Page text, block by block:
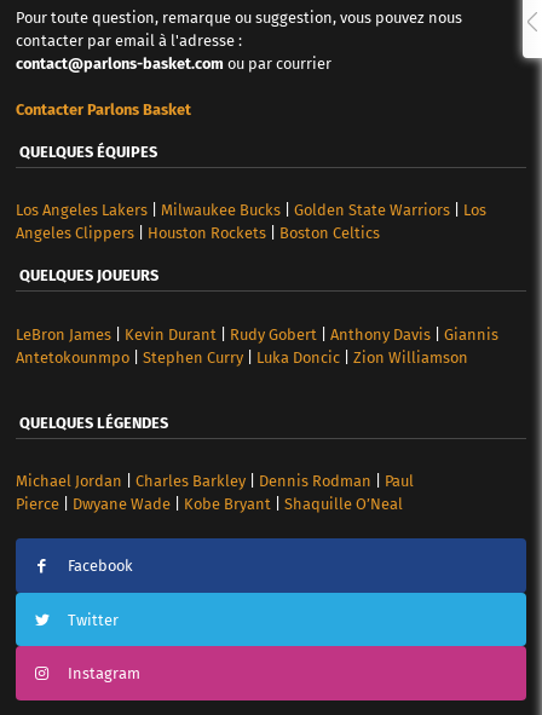
Pour toute question, remarque ou suggestion, vous pouvez nous
contacter par email à l'adresse :
contact@parlons-basket.com ou par courrier
Contacter Parlons Basket
QUELQUES ÉQUIPES
Los Angeles Lakers| Milwaukee Bucks| Golden State Warriors| Los
Angeles Clippers| Houston Rockets| Boston Celtics
QUELQUES JOUEURS
LeBron James| Kevin Durant Rudy Gobert Anthony Davis| Giannis
Antetokounmpo| Stephen Curry| Luka Doncic| Zion Williamson
QUELQUES LÉGENDES
Michael Jordan Charles Barkley| Dennis Rodman
Paul
Pierce| Dwyane Wade| Kobe Bryant| Shaquille O’Neal
Facebook
Twitter
Instagram